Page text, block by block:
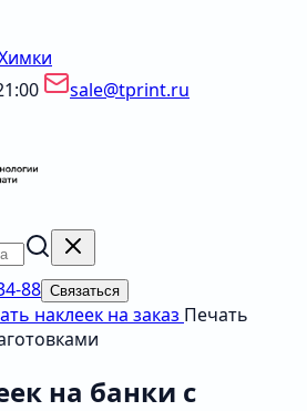
sale@tprint.ru
88 Связаться
наклеек на заказ Печать
на банки с